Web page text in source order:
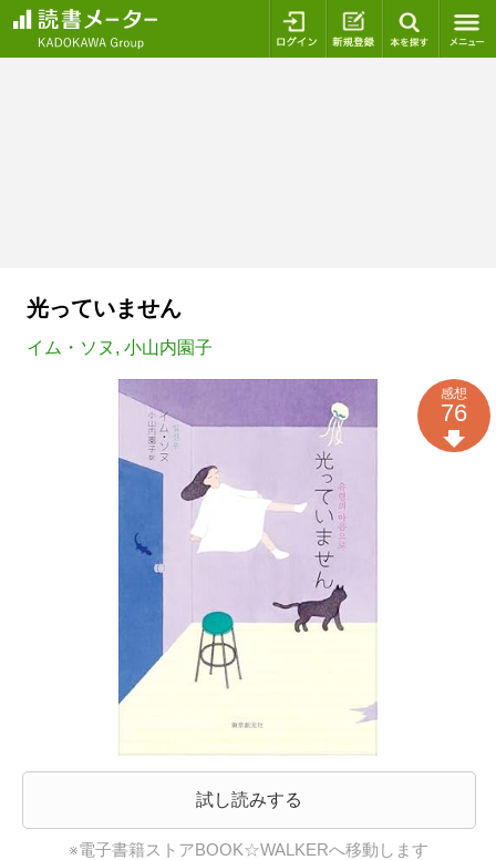
ログイン 新規登録
光っていません
イム・ソヌ , 小山内園子
試し読みする
※電子書籍ストアBOOK☆WALKERへ移動します
感想
76